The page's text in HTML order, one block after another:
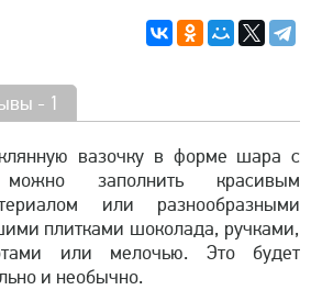
- 1
вазочку в форме шара с
заполнить красивым
или разнообразными
плитками шоколада, ручками,
или мелочью. Это будет
и необычно.